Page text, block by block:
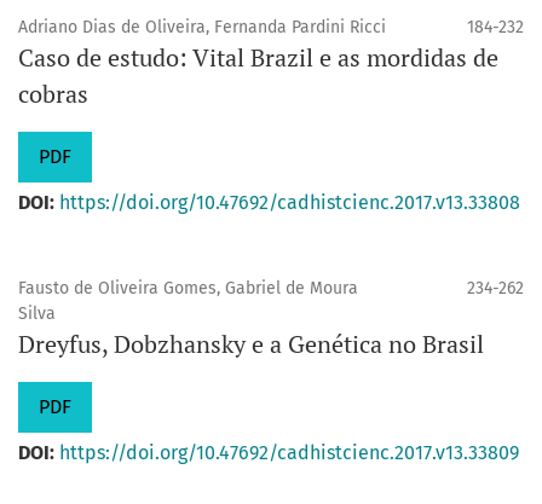
Adriano Dias de Oliveira, Fernanda Pardini Ricci 184-232
Caso de estudo: Vital Brazil e as mordidas de
cobras
PDF
DOI: https://doi.org/10.47692/cadhistcienc.2017.v13.33808
Fausto de Oliveira Gomes, Gabriel de Moura
Silva
234-262
Dreyfus, Dobzhansky e a Genética no Brasil
PDF
DOI: https://doi.org/10.47692/cadhistcienc.2017.v13.33809